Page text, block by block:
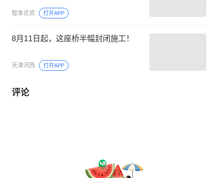
智本论资 打开APP
8月11日起，这座桥半幅封闭施工！
天津河西 打开APP
评论